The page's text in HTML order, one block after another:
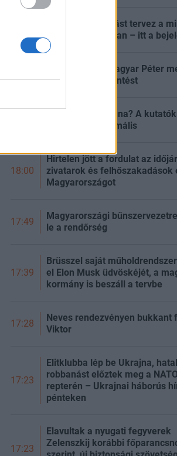
Gyökeres változást tervez a
magyar iskolákban – itt a
Energiakrízis: Magyar Péter
várva várt bejelentést
Kiszáradhat a Duna? A
ez lesz az új normális
18:00
Hirtelen jött a fordulat az
zivatarok és felhőszakadások
Magyarországot
17:49
Magyarországi
le a rendőrség
17:39
Brüsszel saját
el Elon Musk üdvöskéjét, a
kormány is beszáll a tervbe
17:28
Neves rendezvényen bukkant
Viktor
17:23
Elitklubba lép be Ukrajna,
robbanást előztek meg a NATO
repterén – Ukrajnai háborús
pénteken
17:23
Elavultak a nyugati fegyverek
Zelenszkij korábbi